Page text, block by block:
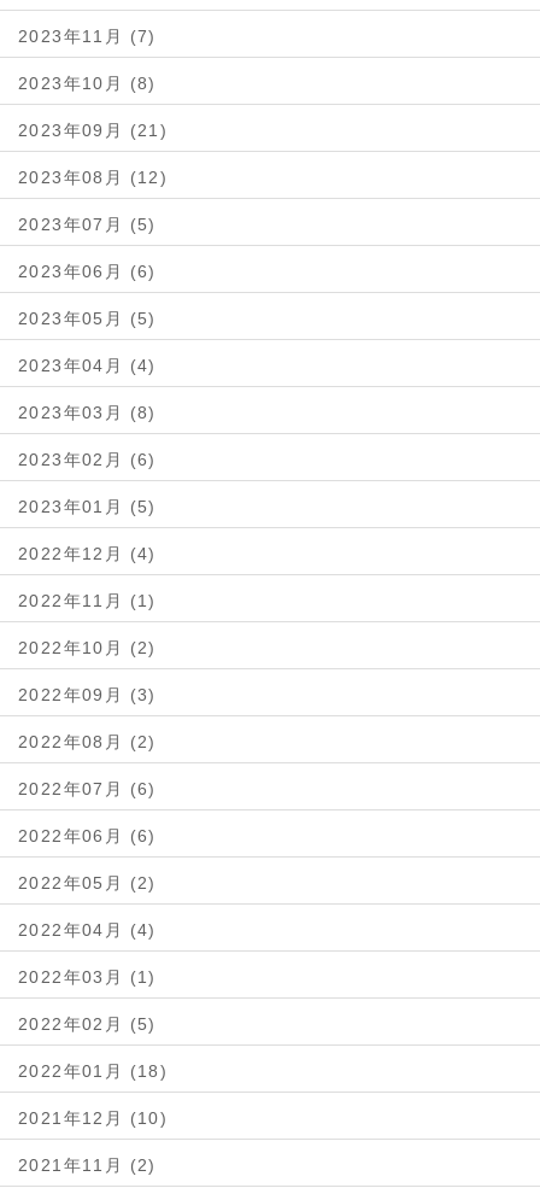
2023年11月 (7)
2023年10月 (8)
2023年09月 (21)
2023年08月 (12)
2023年07月 (5)
2023年06月 (6)
2023年05月 (5)
2023年04月 (4)
2023年03月 (8)
2023年02月 (6)
2023年01月 (5)
2022年12月 (4)
2022年11月 (1)
2022年10月 (2)
2022年09月 (3)
2022年08月 (2)
2022年07月 (6)
2022年06月 (6)
2022年05月 (2)
2022年04月 (4)
2022年03月 (1)
2022年02月 (5)
2022年01月 (18)
2021年12月 (10)
2021年11月 (2)